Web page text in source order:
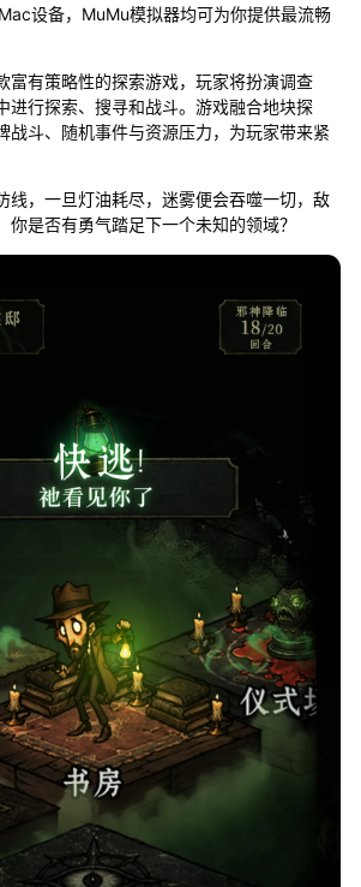
设备，MuMu模拟器均可为你提供最流畅
富有策略性的探索游戏，玩家将扮演调查
进行探索、搜寻和战斗。游戏融合地块探
战斗、随机事件与资源压力，为玩家带来紧
线，一旦灯油耗尽，迷雾便会吞噬一切，敌
你是否有勇气踏足下一个未知的领域？